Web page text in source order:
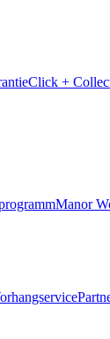
Click +
Manor